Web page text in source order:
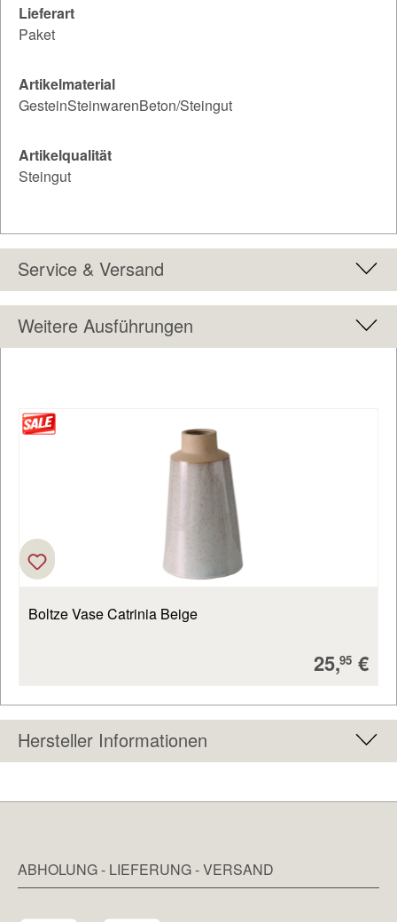
Lieferart
Paket
Artikelmaterial
GesteinSteinwarenBeton/Steingut
Artikelqualität
Steingut
Service & Versand
Weitere Ausführungen
Boltze Vase Catrinia Beige
25,95 €
Hersteller Informationen
ABHOLUNG - LIEFERUNG - VERSAND